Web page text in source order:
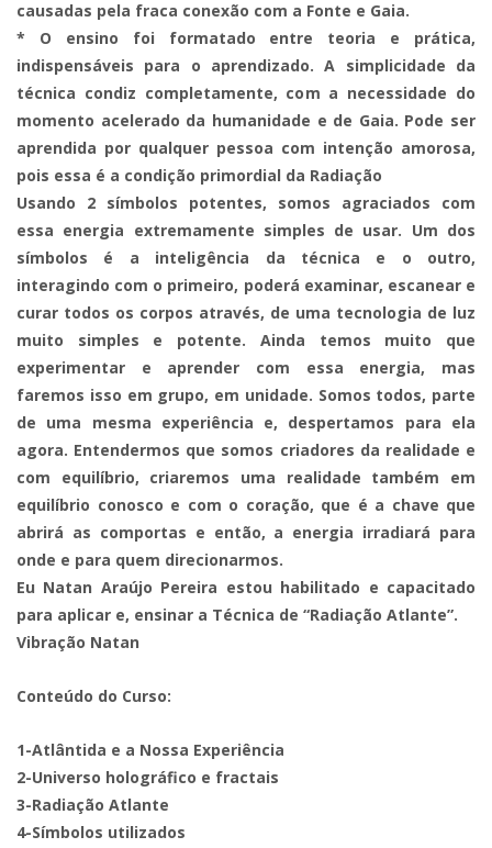
causadas pela fraca conexão com a Fonte e Gaia.
* O ensino foi formatado entre teoria e prática,
indispensáveis para o aprendizado. A simplicidade da
técnica condiz completamente, com a necessidade do
momento acelerado da humanidade e de Gaia. Pode ser
aprendida por qualquer pessoa com intenção amorosa,
pois essa é a condição primordial da Radiação
Usando 2 símbolos potentes, somos agraciados com
essa energia extremamente simples de usar. Um dos
símbolos é a inteligência da técnica e o outro,
interagindo com o primeiro, poderá examinar, escanear e
curar todos os corpos através, de uma tecnologia de luz
muito simples e potente. Ainda temos muito que
experimentar e aprender com essa energia, mas
faremos isso em grupo, em unidade. Somos todos, parte
de uma mesma experiência e, despertamos para ela
agora. Entendermos que somos criadores da realidade e
com equilíbrio, criaremos uma realidade também em
equilíbrio conosco e com o coração, que é a chave que
abrirá as comportas e então, a energia irradiará para
onde e para quem direcionarmos.
Eu Natan Araújo Pereira estou habilitado e capacitado
para aplicar e, ensinar a Técnica de “Radiação Atlante”.
Vibração Natan
Conteúdo do Curso:
1-Atlântida e a Nossa Experiência
2-Universo holográfico e fractais
3-Radiação Atlante
4-Símbolos utilizados